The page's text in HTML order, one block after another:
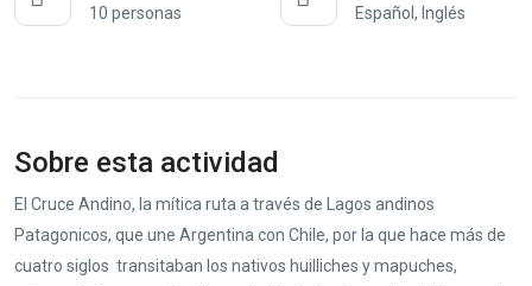
10 personas Español, Inglés
Sobre esta actividad
El Cruce Andino, la mítica ruta a través de Lagos andinos
Patagonicos, que une Argentina con Chile, por la que hace más de
cuatro siglos transitaban los nativos huilliches y mapuches,